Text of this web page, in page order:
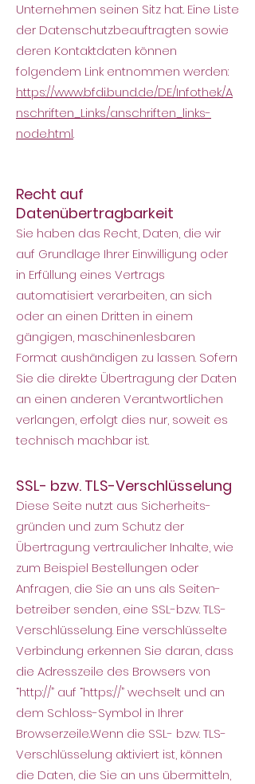
Unternehmen seinen Sitz hat. Eine Liste
der Datenschutzbeauftragten sowie
deren Kontaktdaten können
folgendem Link entnommen werden:
https://www.bfdi.bund.de/DE/Infothek/A
nschriften_Links/anschriften_links-
node.html.
Recht auf
Datenübertragbarkeit
Sie haben das Recht, Daten, die wir
auf Grundlage Ihrer Einwilligung oder
in Erfüllung eines Vertrags
automatisiert verarbeiten, an sich
oder an einen Dritten in einem
gängigen, maschinenlesbaren
Format aushändigen zu lassen. Sofern
Sie die direkte Übertragung der Daten
an einen anderen Verantwortlichen
verlangen, erfolgt dies nur, soweit es
technisch machbar ist.
SSL- bzw. TLS-Verschlüsselung
Diese Seite nutzt aus Sicherheits-
gründen und zum Schutz der
Übertragung vertraulicher Inhalte, wie
zum Beispiel Bestellungen oder
Anfragen, die Sie an uns als Seiten-
betreiber senden, eine SSL-bzw. TLS-
Verschlüsselung. Eine verschlüsselte
Verbindung erkennen Sie daran, dass
die Adresszeile des Browsers von
“http://” auf “https://” wechselt und an
dem Schloss-Symbol in Ihrer
Browserzeile.Wenn die SSL- bzw. TLS-
Verschlüsselung aktiviert ist, können
die Daten, die Sie an uns übermitteln,